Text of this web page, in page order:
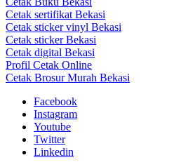
Cetak sertifikat Bekasi
Cetak sticker vinyl Bekasi
Cetak sticker Bekasi
Cetak digital Bekasi
Profil Cetak Online
Cetak Brosur Murah Bekasi
Facebook
Instagram
Youtube
Twitter
Linkedin